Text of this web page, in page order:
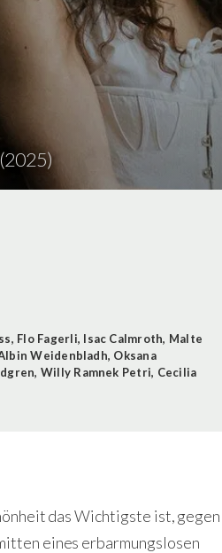
(2025)
, Flo Fagerli, Isac Calmroth, Malte
Weidenbladh, Oksana
, Willy Ramnek Petri, Cecilia
das Wichtigste ist, gegen
eines erbarmungslosen